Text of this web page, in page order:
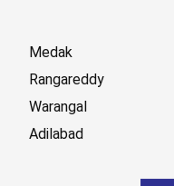
Medak
Rangareddy
Warangal
Adilabad